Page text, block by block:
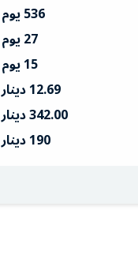
536 يوم
27 يوم
15 يوم
12.69 دينار
342.00 دينار
190 دينار